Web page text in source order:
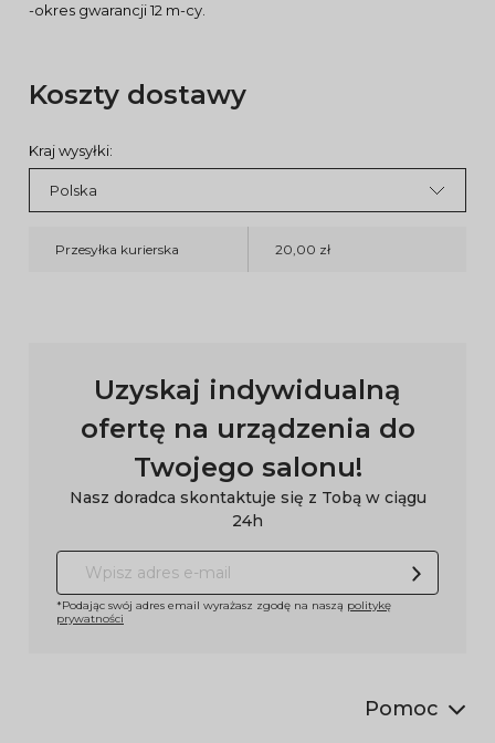
-okres gwarancji 12 m-cy.
Koszty dostawy
Kraj wysyłki:
Przesyłka kurierska 20,00 zł
Uzyskaj indywidualną
ofertę na urządzenia do
Twojego salonu!
Nasz doradca skontaktuje się z Tobą w ciągu
24h
*Podając swój adres email wyrażasz zgodę na naszą politykę
prywatności
Pomoc